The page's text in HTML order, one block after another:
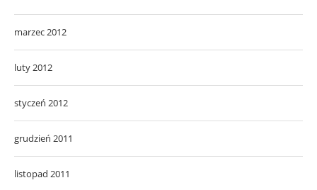
marzec 2012
luty 2012
styczeń 2012
grudzień 2011
listopad 2011